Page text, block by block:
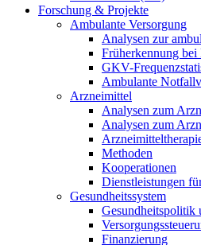
Forschung & Projekte
Ambulante Versorgung
Analysen zur
Früherkennung bei
GKV-
Ambulante
Arzneimittel
Analysen zum
Analysen zum
Methoden
Kooperationen
Dienstleistungen
Gesundheitssystem
Gesundheitspolitik
Finanzierung